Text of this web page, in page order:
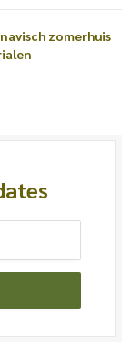
zomerhuis